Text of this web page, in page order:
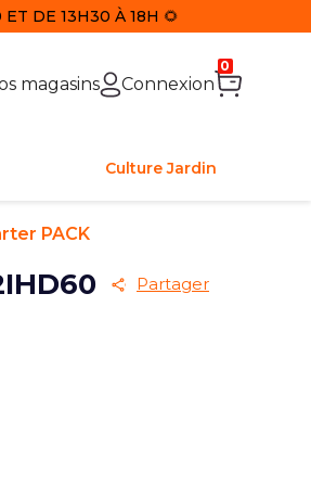
DE 13H30 À 18H 🌻
magasins Connexion
0
Culture Jardin
PACK
Partager